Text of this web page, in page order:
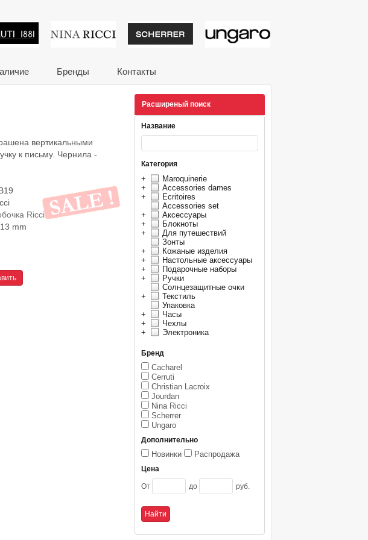
подарки от
Бренды Контакты
Расширеный поиск
Название
Категория
+
Maroquinerie
+
Accessories dames
+
Ecritoires
Accessories set
+
Аксессуары
+
Блокноты
+
Для путешествий
Зонты
+
Кожаные изделия
+
Настольные аксессуары
+
Подарочные наборы
+
Ручки
Солнцезащитные очки
+
Текстиль
Упаковка
+
Часы
+
Чехлы
+
Электроника
Бренд
Cacharel
Cerruti
Christian Lacroix
Jourdan
Nina Ricci
Scherrer
Ungaro
Дополнительно
Новинки Распродажа
Цена
От до руб.
вертикальными
к письму. Чернила -
Ricci
mm